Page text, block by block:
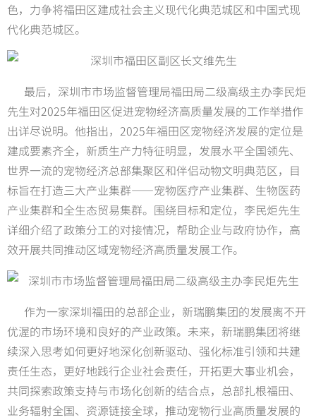
色，力争将福田区建成社会主义现代化典范城区和中国式现
代化典范城区。
最后，深圳市市场监督管理局福田局二级高级主办李民炬
先生对2025年福田区促进宠物经济高质量发展的工作举措作
出详尽说明。他指出，2025年福田区宠物经济发展的定位是
建成要素齐全，新质生产力特征明显，发展水平全国领先、
世界一流的宠物经济总部集聚区和伴侣动物文明典范区，目
标旨在打造三大产业集群——宠物医疗产业集群、生物医药
产业集群和全生态贸易集群。围绕目标和定位，李民炬先生
详细介绍了政策分工的对接情况，帮助企业与政府协作，高
效开展共同推动区域宠物经济高质量发展工作。
作为一家深圳福田的总部企业，新瑞鹏集团的发展离不开
优渥的市场环境和良好的产业政策。未来，新瑞鹏集团将继
续深入思考如何更好地深化创新驱动、强化标准引领和共建
责任生态，更好地践行企业社会责任，开拓更大事业机会，
共同探索政策支持与市场化创新的结合点，总部扎根福田、
业务辐射全国、资源链接全球，推动宠物行业高质量发展的